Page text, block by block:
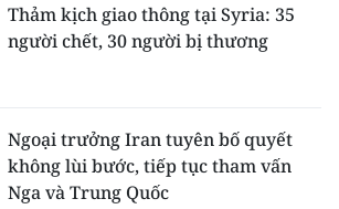
Thảm kịch giao thông tại Syria: 35
người chết, 30 người bị thương
Ngoại trưởng Iran tuyên bố quyết
không lùi bước, tiếp tục tham vấn
Nga và Trung Quốc